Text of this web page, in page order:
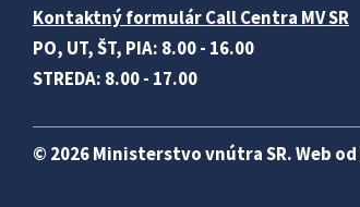
Kontaktný formulár Call Centra MV SR
PO, UT, ŠT, PIA: 8.00 - 16.00
STREDA: 8.00 - 17.00
© 2026 Ministerstvo vnútra SR. Web od